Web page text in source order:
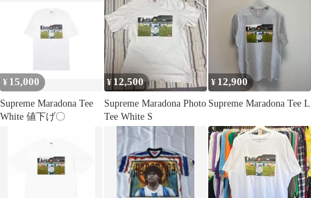
¥ 15,000
Supreme Maradona Tee
White 値下げ〇
¥ 12,500
Supreme Maradona Photo
Tee White S
¥ 12,900
Supreme Maradona Tee L